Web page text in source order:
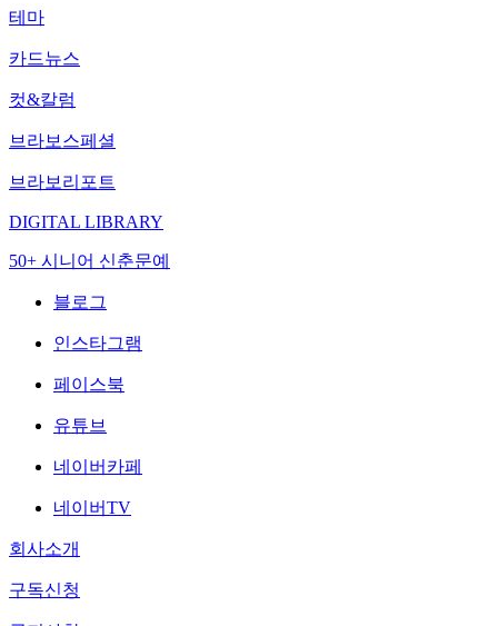
테마
카드뉴스
컷&칼럼
브라보스페셜
브라보리포트
DIGITAL LIBRARY
50+ 시니어 신춘문예
블로그
인스타그램
페이스북
유튜브
네이버카페
네이버TV
회사소개
구독신청